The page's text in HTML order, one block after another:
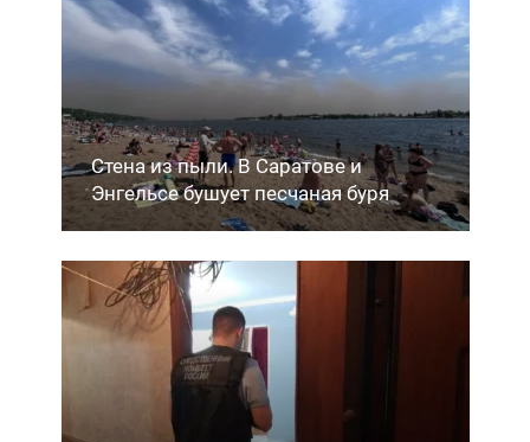
Стена из пыли. В Саратове и
Энгельсе бушует песчаная буря